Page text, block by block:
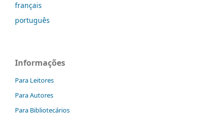
français
português
Informações
Para Leitores
Para Autores
Para Bibliotecários